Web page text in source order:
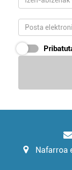
Nafarroa